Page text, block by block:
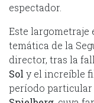
espectador.
Este largometraje
temática de la
director, tras la
Sol y el increíble
período particular